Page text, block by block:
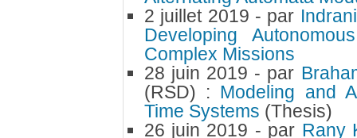
2 juillet 2019 - par
Developing
Complex Missions
28 juin 2019 - par
(RSD) : Modeling and
Time Systems (Thesis)
26 juin 2019 - par Rany